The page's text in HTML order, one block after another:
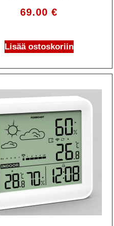
69.00€
Lisää ostoskoriin